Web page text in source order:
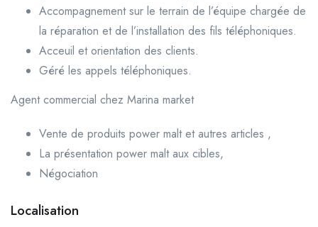
Accompagnement sur le terrain de l’équipe chargée de
la réparation et de l’installation des fils téléphoniques.
Acceuil et orientation des clients.
Géré les appels téléphoniques.
Agent commercial chez Marina market
Vente de produits power malt et autres articles ,
La présentation power malt aux cibles,
Négociation
Localisation